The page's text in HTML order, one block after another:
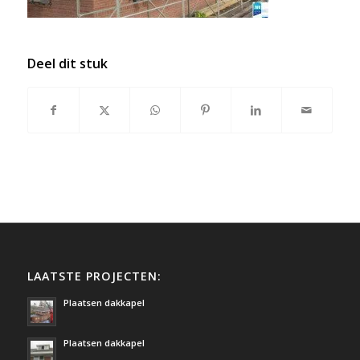
Deel dit stuk
LAATSTE PROJECTEN:
Plaatsen dakkapel
Plaatsen dakkapel